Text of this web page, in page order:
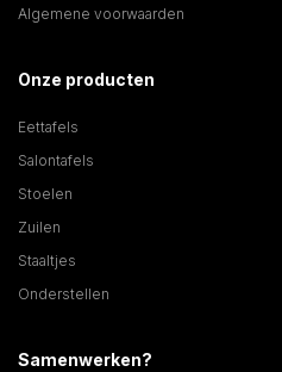
Algemene voorwaarden
Onze producten
Eettafels
Salontafels
Stoelen
Zuilen
Staaltjes
Onderstellen
Samenwerken?